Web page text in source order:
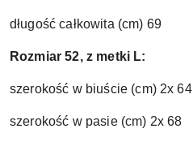
długość całkowita (cm) 69
Rozmiar 52, z metki L:
szerokość w biuście (cm) 2x 64
szerokość w pasie (cm) 2x 68